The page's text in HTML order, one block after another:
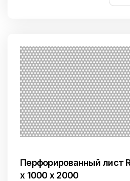
Перфорированный лист
x 1000 x 2000